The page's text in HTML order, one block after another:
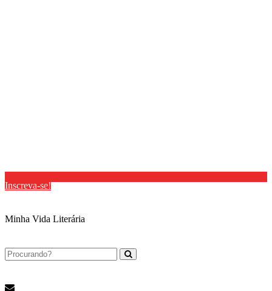
Inscreva-se!
Minha Vida Literária